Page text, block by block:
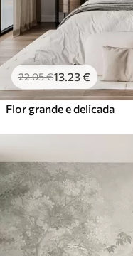
22.05€13 .23€
Flor grande e delicada